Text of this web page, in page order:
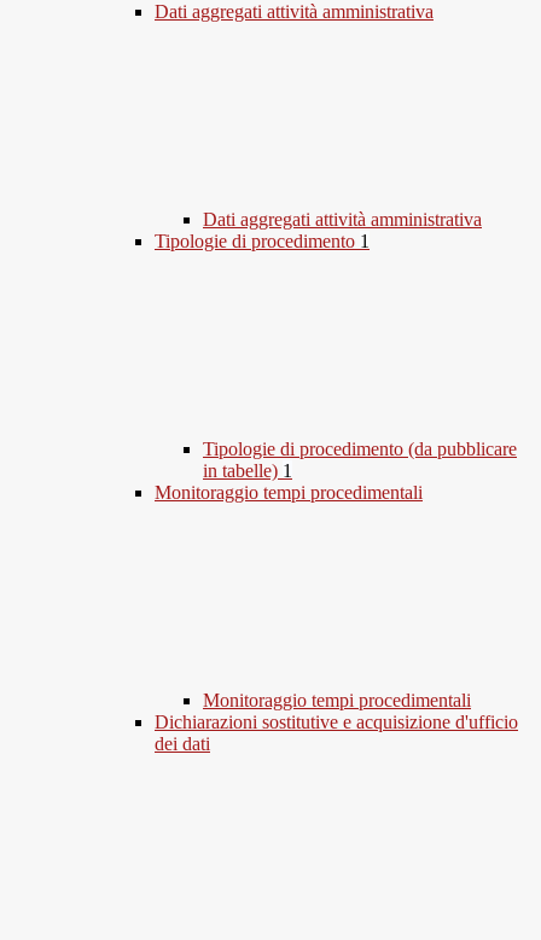
Dati aggregati attività amministrativa
Dati aggregati attività amministrativa
Tipologie di procedimento 1
Tipologie di procedimento (da pubblicare
in tabelle) 1
Monitoraggio tempi procedimentali
Monitoraggio tempi procedimentali
Dichiarazioni sostitutive e acquisizione d'ufficio
dei dati